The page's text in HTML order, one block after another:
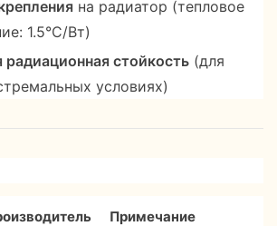
на радиатор (тепловое
1.5°С/Вт)
стойкость (для
условиях)
Примечание